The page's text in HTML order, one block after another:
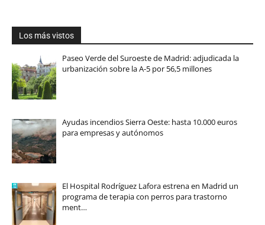
Los más vistos
Paseo Verde del Suroeste de Madrid: adjudicada la
urbanización sobre la A-5 por 56,5 millones
Ayudas incendios Sierra Oeste: hasta 10.000 euros
para empresas y autónomos
El Hospital Rodríguez Lafora estrena en Madrid un
programa de terapia con perros para trastorno
ment…